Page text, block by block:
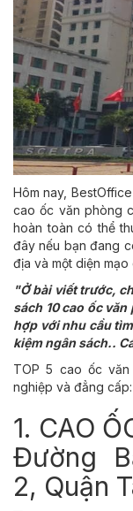
Hôm nay,
cao ốc văn phòng
hoàn toàn có thể
đây nếu bạn đang
địa và một diện
"Ở bài viết trước,
sách 10 cao ốc
hợp với nhu cầu
kiệm ngân sách..
TOP 5 cao ốc
nghiệp và đẳng cấp:
1. CAO
Đường
2, Quận